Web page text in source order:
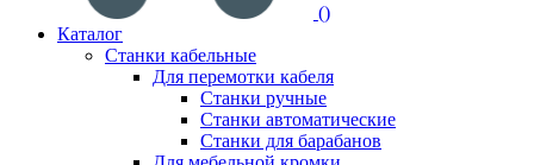
()
Каталог
Станки кабельные
Для перемотки кабеля
Станки ручные
Станки автоматические
Станки для барабанов